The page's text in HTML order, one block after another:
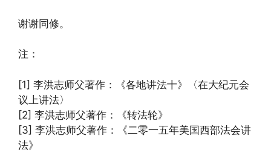
谢谢同修。
注：
[1] 李洪志师父著作：《各地讲法十》〈在大纪元会
议上讲法〉
[2] 李洪志师父著作：《转法轮》
[3] 李洪志师父著作：《二零一五年美国西部法会讲
法》